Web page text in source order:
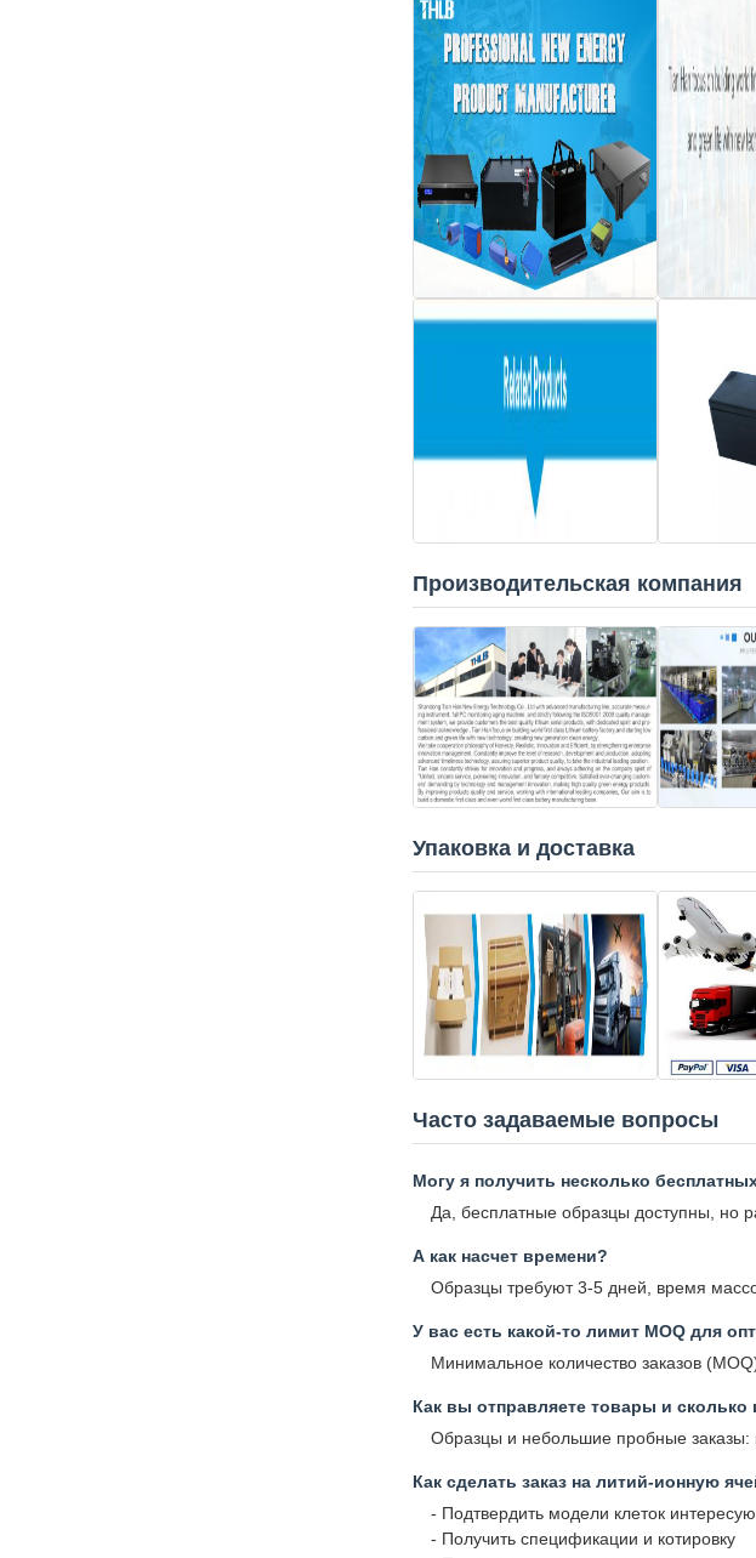
Производительская компания
Упаковка и доставка
Часто задаваемые вопросы
Могу я получить несколько
Да, бесплатные образцы доступны, но
А как насчет времени?
Образцы требуют 3-5 дней, время
У вас есть какой-то лимит MOQ для
Минимальное количество заказов
Как вы отправляете товары и
Образцы и небольшие пробные заказы:
Как сделать заказ на литий-ионную
- Подтвердить модели клеток
- Получить спецификации и котировку